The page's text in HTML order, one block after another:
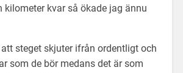
kilometer kvar så ökade jag ännu
steget skjuter ifrån ordentligt och
som de bör medans det är som